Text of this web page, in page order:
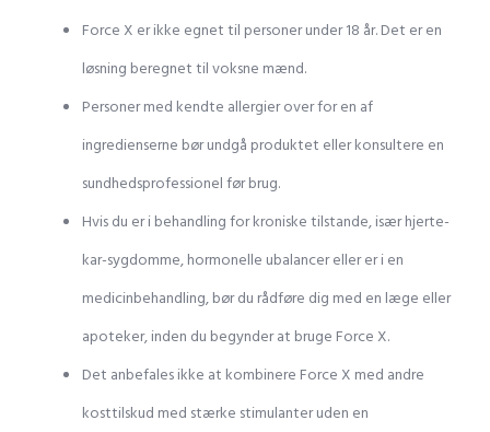
Force X er ikke egnet til personer under 18 år. Det er en
løsning beregnet til voksne mænd.
Personer med kendte allergier over for en af
ingredienserne bør undgå produktet eller konsultere en
sundhedsprofessionel før brug.
Hvis du er i behandling for kroniske tilstande, især hjerte-
kar-sygdomme, hormonelle ubalancer eller er i en
medicinbehandling, bør du rådføre dig med en læge eller
apoteker, inden du begynder at bruge Force X.
Det anbefales ikke at kombinere Force X med andre
kosttilskud med stærke stimulanter uden en